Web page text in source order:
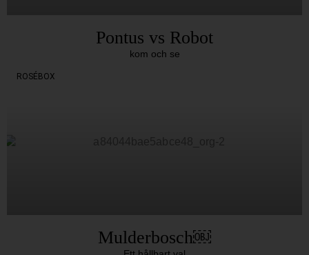
Pontus vs Robot
kom och se
ROSÉBOX
Mulderbosch￼